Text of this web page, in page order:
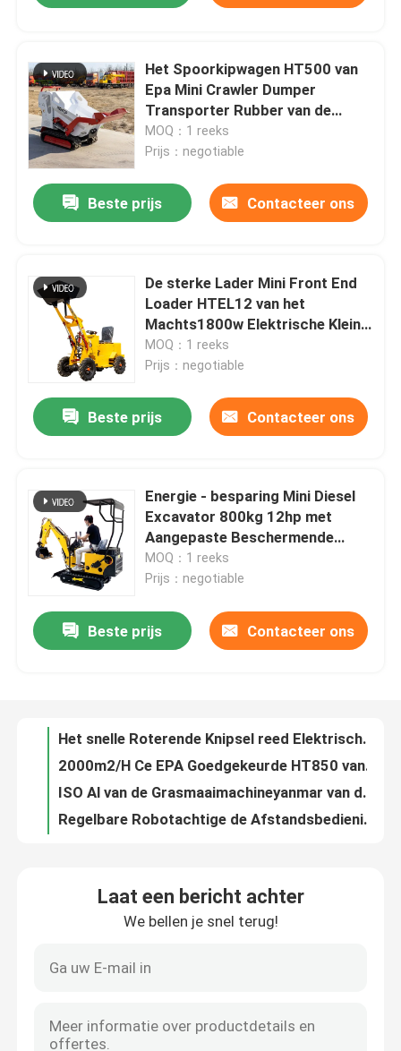
Thuis
Producten
Over ons
Kwaliteitscontrole
Contacteer ons
Vraag een offerte aan
kleine hydraulische graafmachine
Het Spoorkipwagen HT500 van
Epa Mini Crawler Dumper
Transporter Rubber van de
benzinemotor
MOQ：1 reeks
Prijs：negotiable
Beste prijs Contacteer ons
De sterke Lader Mini Front End
Loader HTEL12 van het
Machts1800w Elektrische Kleine
Wiel
MOQ：1 reeks
Prijs：negotiable
Beste prijs Contacteer ons
Energie - besparing Mini Diesel
Excavator 800kg 12hp met
Aangepaste Beschermende
Dekking
MOQ：1 reeks
Prijs：negotiable
Beste prijs Contacteer ons
OEM ODM Mini Crawler Lawn Mower Small het Automatische Grasmaaimachine Snelle Wieden
ISO Al van de Grasmaaimachineyanmar van de Terrein Elektrisch Afstandsbediening de Motor Hydraulisch Platform
Regelbare Robotachtige de Afstandsbedieningmaaimachine Op batterijen van de Hoogte Automatische Grasmaaimachine
Laat een bericht achter
We bellen je snel terug!